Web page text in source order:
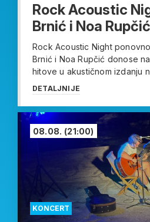
Rock Acoustic
Brnić i Noa Rupčić
Rock Acoustic Night
Brnić i Noa Rupčić donose
hitove u akustičnom izdanju
DETALJNIJE
KONCERT
08.08. (21:00)